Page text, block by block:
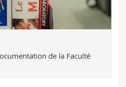
de la Faculté